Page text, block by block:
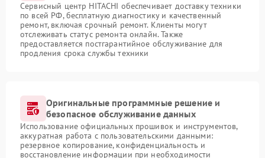
Сервисный центр HITACHI обеспечивает доставку техники
по всей РФ, бесплатную диагностику и качественный
ремонт, включая срочный ремонт. Клиенты могут
отслеживать статус ремонта онлайн. Также
предоставляется постгарантийное обслуживание для
продления срока службы техники
Оригинальные программные решение и
безопасное обслуживание данных
Использование официальных прошивок и инструментов,
аккуратная работа с пользовательскими данными:
резервное копирование, конфиденциальность и
восстановление информации при необходимости